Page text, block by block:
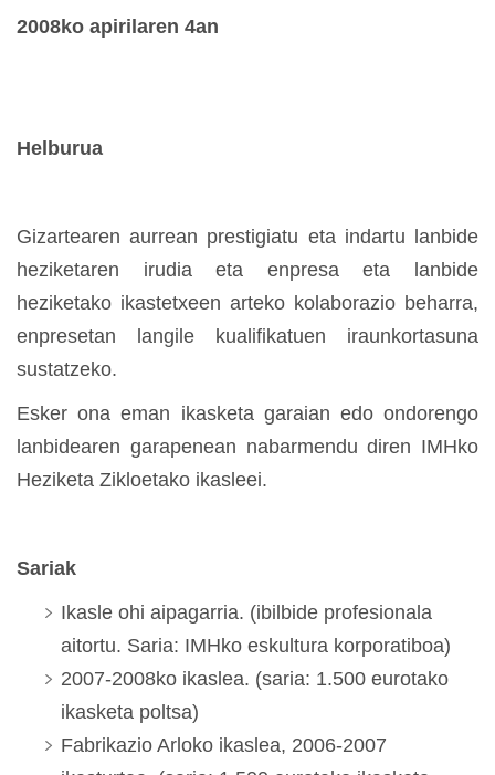
2008ko apirilaren 4an
Helburua
Gizartearen aurrean prestigiatu eta indartu lanbide
heziketaren irudia eta enpresa eta lanbide
heziketako ikastetxeen arteko kolaborazio beharra,
enpresetan langile kualifikatuen iraunkortasuna
sustatzeko.
Esker ona eman ikasketa garaian edo ondorengo
lanbidearen garapenean nabarmendu diren IMHko
Heziketa Zikloetako ikasleei.
Sariak
Ikasle ohi aipagarria. (ibilbide profesionala
aitortu. Saria: IMHko eskultura korporatiboa)
2007-2008ko ikaslea. (saria: 1.500 eurotako
ikasketa poltsa)
Fabrikazio Arloko ikaslea, 2006-2007